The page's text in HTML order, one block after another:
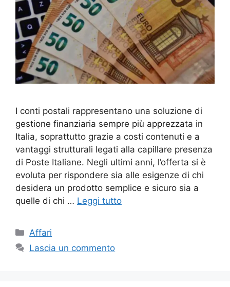
I conti postali rappresentano una soluzione di
gestione finanziaria sempre più apprezzata in
Italia, soprattutto grazie a costi contenuti e a
vantaggi strutturali legati alla capillare presenza
di Poste Italiane. Negli ultimi anni, l’offerta si è
evoluta per rispondere sia alle esigenze di chi
desidera un prodotto semplice e sicuro sia a
quelle di chi … Leggi tutto
Categorie
Affari
Lascia un commento